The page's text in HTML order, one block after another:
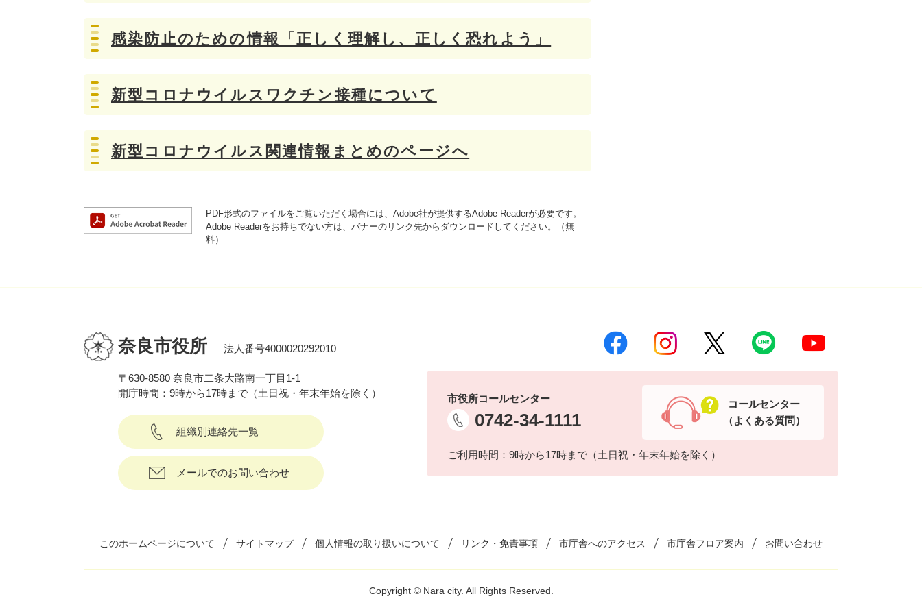
感染防止のための情報「正しく理解し、正しく恐れよう」
新型コロナウイルスワクチン接種について
新型コロナウイルス関連情報まとめのページへ
PDF形式のファイルをご覧いただく場合には、Adobe社が提供するAdobe Readerが必要です。
Adobe Readerをお持ちでない方は、バナーのリンク先からダウンロードしてください。（無
料）
奈良市役所 法人番号4000020292010
〒630-8580 奈良市二条大路南一丁目1-1
開庁時間：9時から17時まで（土日祝・年末年始を除く）
組織別連絡先一覧
メールでのお問い合わせ
市役所コールセンター
0742-34-1111
ご利用時間：9時から17時まで（土日祝・年末年始を除く）
コールセンター
（よくある質問）
このホームページについて サイトマップ 個人情報の取り扱いについて リンク・免責事項 市庁舎へのアクセス 市庁舎フロア案内 お問い合わせ
Copyright © Nara city. All Rights Reserved.